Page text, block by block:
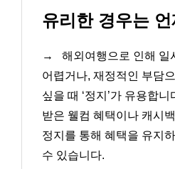
유리한 경우는
→
해외여행으로 인해 일
어렵거나, 재정적인 부담
싶을 때 ‘정지’가 유용합니
받은 웰컴 혜택이나 캐시
정지를 통해 혜택을 유지
수 있습니다.